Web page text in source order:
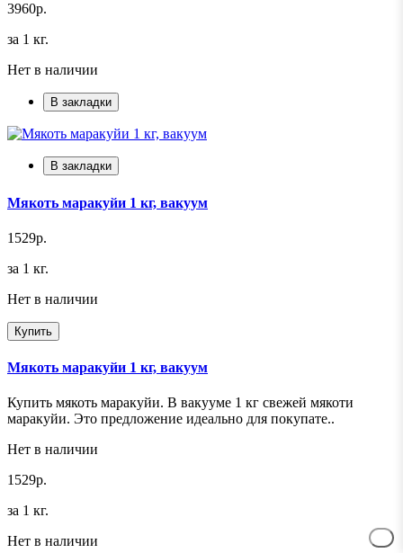
3960р.
за 1 кг.
Нет в наличии
В закладки
В закладки
Мякоть маракуйи 1 кг, вакуум
1529р.
за 1 кг.
Нет в наличии
Купить
Мякоть маракуйи 1 кг, вакуум
Купить мякоть маракуйи. В вакууме 1 кг свежей мякоти
маракуйи. Это предложение идеально для покупате..
Нет в наличии
1529р.
за 1 кг.
Нет в наличии